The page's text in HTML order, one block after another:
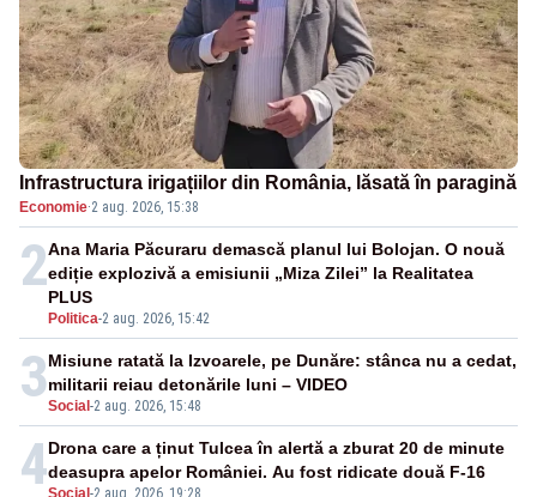
Infrastructura irigațiilor din România, lăsată în paragină
Economie·2 aug. 2026, 15:38
2
Politica-2 aug. 2026, 15:42
Ana Maria Păcuraru demască planul lui Bolojan. O nouă
ediție explozivă a emisiunii „Miza Zilei” la Realitatea
PLUS
3Social -2 aug. 2026, 15:48
Misiune ratată la Izvoarele, pe Dunăre: stânca nu a cedat,
militarii reiau detonările luni – VIDEO
4Social -2 aug. 2026, 19:28
Drona care a ținut Tulcea în alertă a zburat 20 de minute
deasupra apelor României. Au fost ridicate două F-16